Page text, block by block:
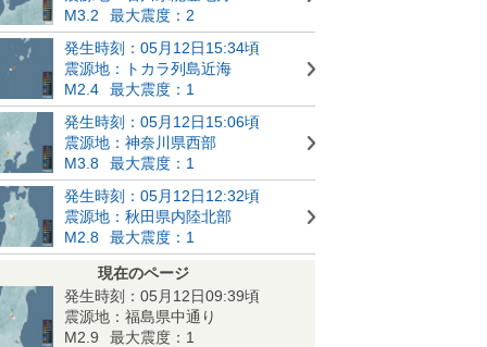
M3.2
最大震度：2
発生時刻：05月12日15:34頃
震源地：トカラ列島近海
M2.4
最大震度：1
発生時刻：05月12日15:06頃
震源地：神奈川県西部
M3.8
最大震度：1
発生時刻：05月12日12:32頃
震源地：秋田県内陸北部
M2.8
最大震度：1
現在のページ
発生時刻：05月12日09:39頃
震源地：福島県中通り
M2.9
最大震度：1